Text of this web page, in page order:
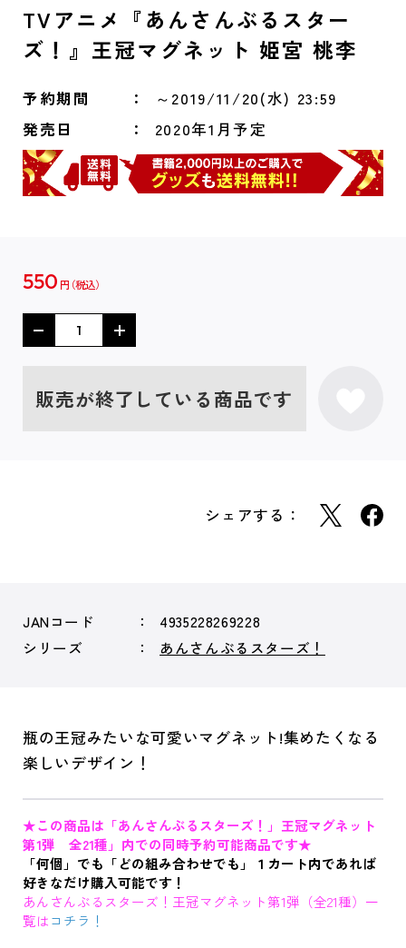
TVアニメ『あんさんぶるスター
ズ！』王冠マグネット 姫宮 桃李
予約期間
～2019/11/20(水) 23:59
発売日
2020年1月予定
550 円
販売が終了している商品です
シェアする：
JANコード
4935228269228
シリーズ
あんさんぶるスターズ！
瓶の王冠みたいな可愛いマグネット!集めたくなる
楽しいデザイン！
★この商品は「あんさんぶるスターズ！」王冠マグネット
第1弾 全21種」内での同時予約可能商品です★
「何個」でも「どの組み合わせでも」１カート内であれば
好きなだけ購入可能です！
あんさんぶるスターズ！王冠マグネット第1弾（全21種）一
覧はコチラ！